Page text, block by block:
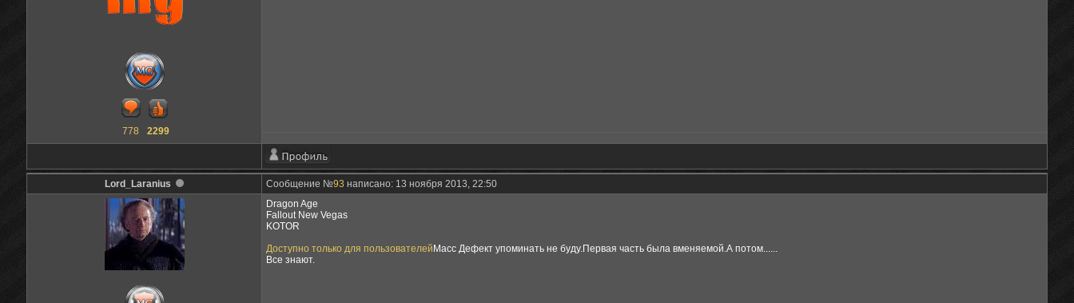
778 2299
Lord_Laranius Сообщение №93 написано: 13 ноября 2013, 22:50
Dragon Age
Fallout New Vegas
KOTOR
Доступно только для пользователей Масс Дефект упоминать не буду.Первая часть была вменяемой.А потом......
Все знают.